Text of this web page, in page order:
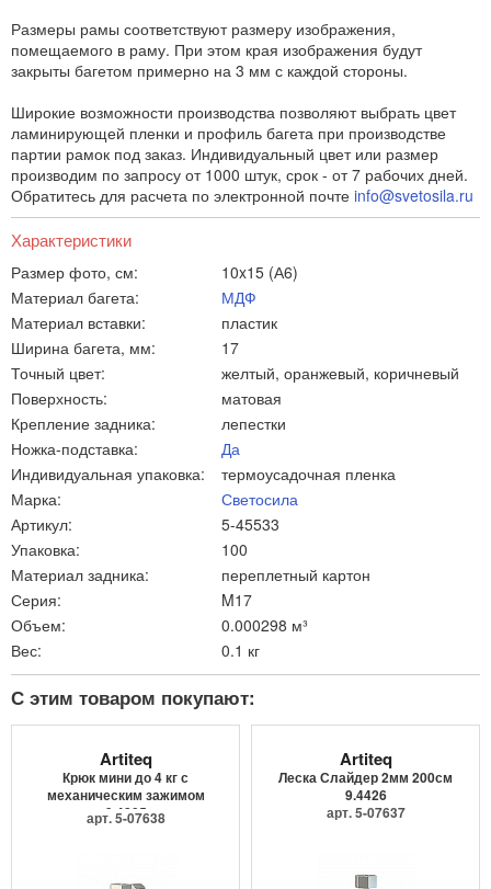
Размеры рамы соответствуют размеру изображения,
помещаемого в раму. При этом края изображения будут
закрыты багетом примерно на 3 мм с каждой стороны.
Широкие возможности производства позволяют выбрать цвет
ламинирующей пленки и профиль багета при производстве
партии рамок под заказ. Индивидуальный цвет или размер
производим по запросу от 1000 штук, срок - от 7 рабочих дней.
Обратитесь для расчета по электронной почте info@svetosila.ru
Характеристики
Размер фото, см:
10x15 (А6)
Материал багета:
МДФ
Материал вставки:
пластик
Ширина багета, мм:
17
Точный цвет:
желтый, оранжевый, коричневый
Поверхность:
матовая
Крепление задника:
лепестки
Ножка-подставка:
Да
Индивидуальная упаковка:
термоусадочная пленка
Марка:
Светосила
Артикул:
5-45533
Упаковка:
100
Материал задника:
переплетный картон
Серия:
M17
Объем:
0.000298 м³
Вес:
0.1 кг
С этим товаром покупают:
Artiteq
Крюк мини до 4 кг с
механическим зажимом
9.4205
арт. 5-07638
Artiteq
Леска Слайдер 2мм 200см
9.4426
арт. 5-07637